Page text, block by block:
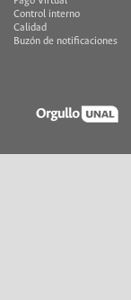
Control interno
Calidad
Buzón de notificaciones